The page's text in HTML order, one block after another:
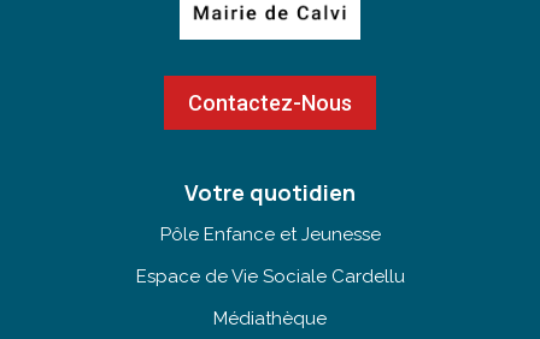
Contactez-Nous
Votre quotidien
Pôle Enfance et Jeunesse
Espace de Vie Sociale Cardellu
Médiathèque